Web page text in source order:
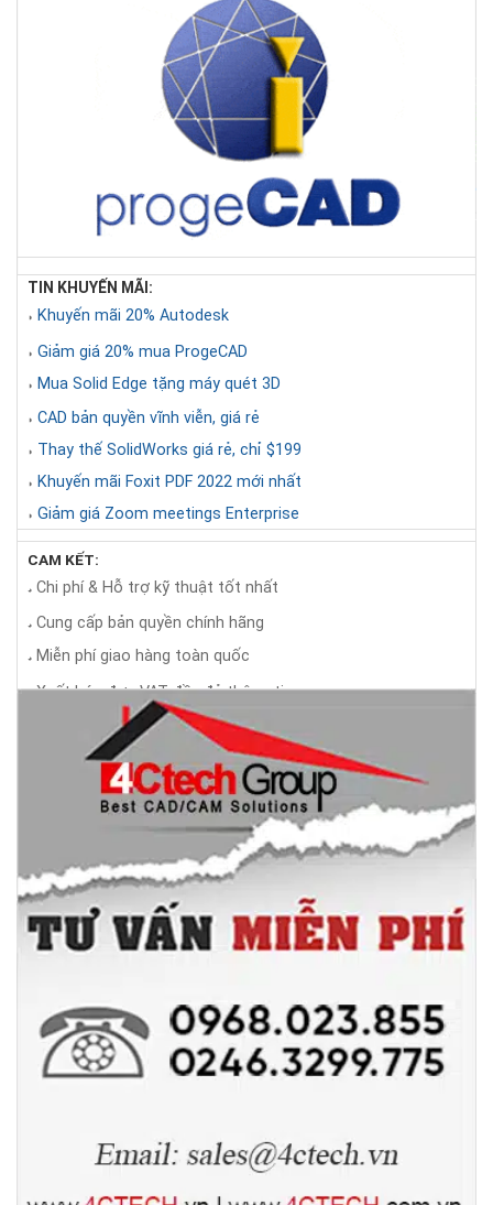
TIN KHUYẾN MÃI:
◗ Khuyến mãi 20% Autodesk
◗ Giảm giá 20% mua ProgeCAD
◗ Mua Solid Edge tặng máy quét 3D
◗ CAD bản quyền vĩnh viễn, giá rẻ
◗ Thay thế SolidWorks giá rẻ, chỉ $199
◗ Khuyến mãi Foxit PDF 2022 mới nhất
◗ Giảm giá Zoom meetings Enterprise
CAM KẾT:
◕ Chi phí & Hỗ trợ kỹ thuật tốt nhất
◕ Cung cấp bản quyền chính hãng
◕ Miễn phí giao hàng toàn quốc
Xuất hóa đơn VAT đầy đủ thông tin